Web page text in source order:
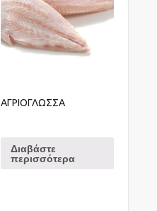
ΑΓΡΙΟΓΛΩΣΣΑ
Διαβάστε
περισσότερα